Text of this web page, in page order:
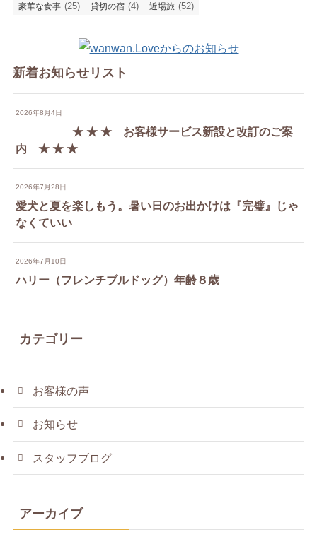
豪華な食事 (25) 貸切の宿 (4) 近場旅 (52)
新着お知らせリスト
2026年8月4日
★ ★ ★ お客様サービス新設と改訂のご案
内 ★ ★ ★
2026年7月28日
愛犬と夏を楽しもう。暑い日のお出かけは『完璧』じゃ
なくていい
2026年7月10日
ハリー（フレンチブルドッグ）年齢８歳
カテゴリー
お客様の声
お知らせ
スタッフブログ
アーカイブ